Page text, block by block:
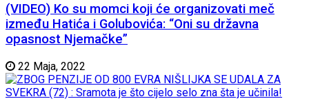
(VIDEO) Ko su momci koji će organizovati meč
između Hatića i Golubovića: “Oni su državna
opasnost Njemačke”
22 Maja, 2022